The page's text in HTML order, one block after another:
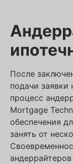
После
подачи заявки
процесс
Mortgage
обеспечения
занять от